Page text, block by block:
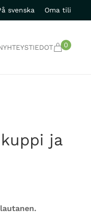
svenska Oma tili
YHTEYSTIEDOT 0
ja